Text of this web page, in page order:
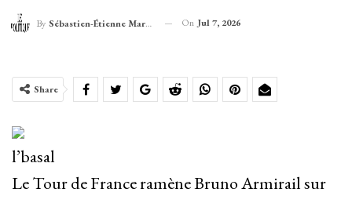
By Sébastien-Étienne Marechal On Jul 7, 2026
Share
l’basal
Le Tour de France ramène Bruno Armirail sur